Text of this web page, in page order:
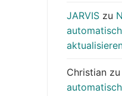
JARVIS zu
Christian zu